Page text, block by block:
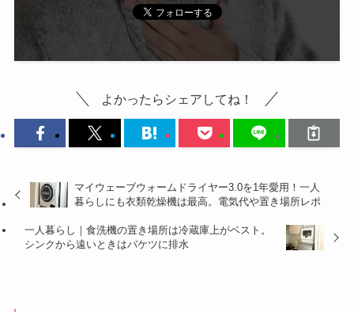
よかったらシェアしてね！
マイウェーブウォームドライヤー3.0を1年愛用！一人
暮らしにも衣類乾燥機は最高。電気代や置き場所レポ
一人暮らし｜食洗機の置き場所は冷蔵庫上がベスト。
シンクから遠いときはバケツに排水